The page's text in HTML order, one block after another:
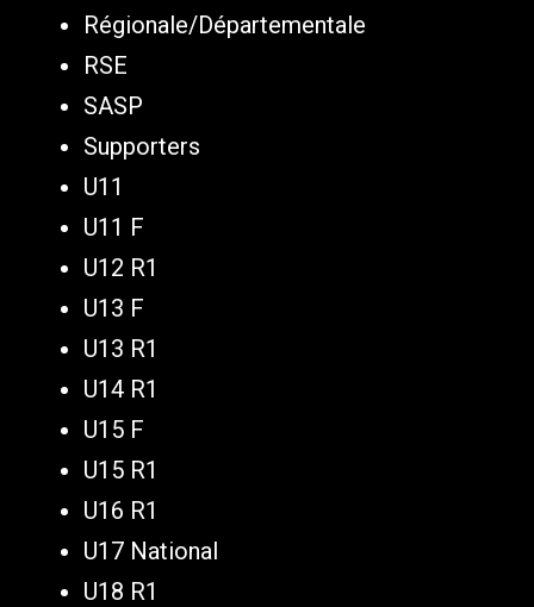
Régionale/Départementale
RSE
SASP
Supporters
U11
U11 F
U12 R1
U13 F
U13 R1
U14 R1
U15 F
U15 R1
U16 R1
U17 National
U18 R1